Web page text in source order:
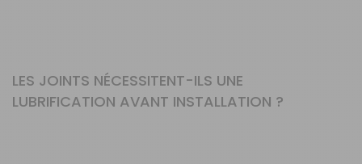
LES JOINTS NÉCESSITENT-ILS UNE
LUBRIFICATION AVANT INSTALLATION ?